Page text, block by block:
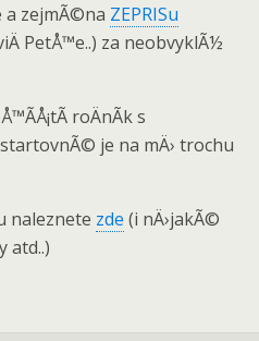
a zejmÃ©na ZEPRISu
PetÅ™e..) za neobvyklÃ½
roÄnÃ­k s
je na mÄ› trochu
naleznete zde (i nÄ›jakÃ©
atd..)